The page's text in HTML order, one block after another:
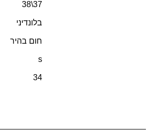
38\37
בלונדיני
חום בהיר
s
34